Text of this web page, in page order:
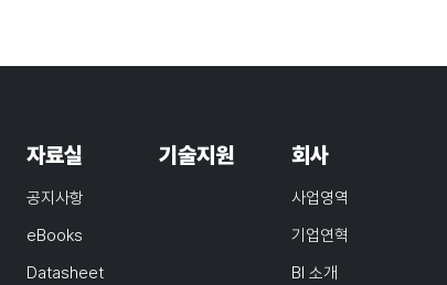
자료실
공지사항
eBooks
Datasheet
기술지원 회사
사업영역
기업연혁
BI 소개